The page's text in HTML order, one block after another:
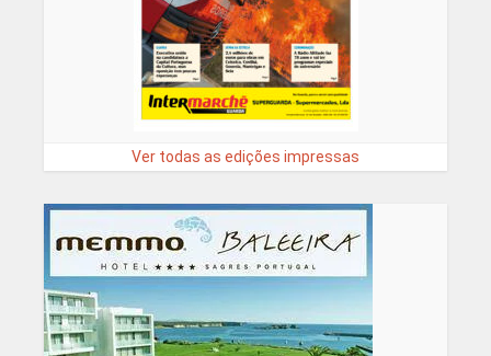
Ver todas as edições impressas